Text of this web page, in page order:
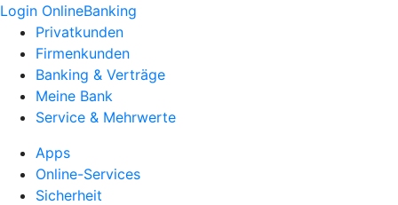
Login OnlineBanking
Privatkunden
Firmenkunden
Banking & Verträge
Meine Bank
Service & Mehrwerte
Apps
Online-Services
Sicherheit